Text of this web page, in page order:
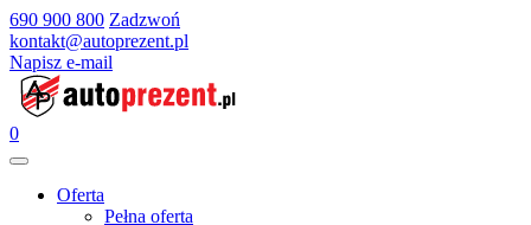
690 900 800 Zadzwoń
kontakt@autoprezent.pl
Napisz e-mail
0
Oferta
Pełna oferta